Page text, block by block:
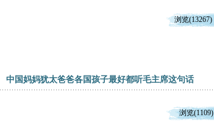
浏览(13267)
中国妈妈犹太爸爸各国孩子最好都听毛主席这句话
浏览(1109)